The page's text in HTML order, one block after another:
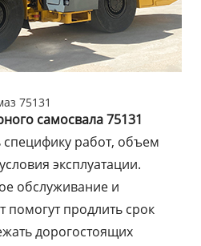
75131
самосвала 75131
работ, объем
эксплуатации.
обслуживание и
продлить срок
дорогостоящих